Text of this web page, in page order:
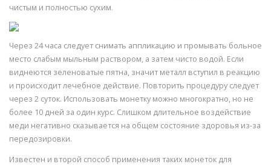
чистым и полностью сухим.
Через 24 часа следует снимать аппликацию и промывать больное
место слабым мыльным раствором, а затем чисто водой. Если
виднеются зеленоватые пятна, значит металл вступил в реакцию
и происходит лечебное действие. Повторить процедуру следует
через 2 суток. Использовать монетку можно многократно, но не
более 10 дней за один курс. Слишком длительное воздействие
меди негативно сказывается на общем состояние здоровья из-за
передозировки.
Известен и второй способ применения таких монеток для